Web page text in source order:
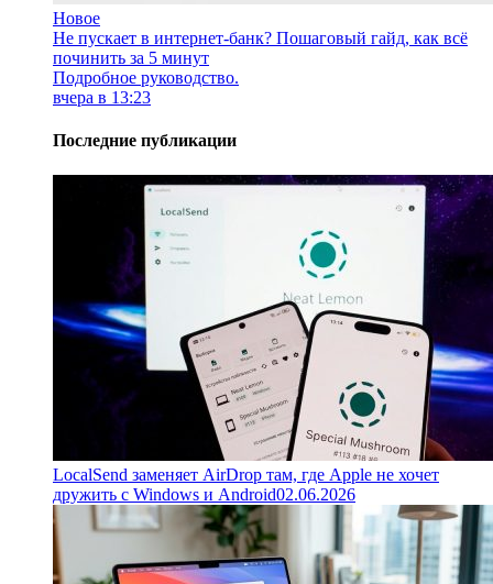
Новое
Не пускает в интернет-банк? Пошаговый гайд, как всё
починить за 5 минут
Подробное руководство.
вчера в 13:23
Последние публикации
LocalSend заменяет AirDrop там, где Apple не хочет
дружить с Windows и Android02.06.2026